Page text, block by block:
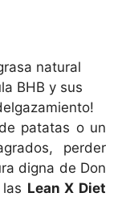
natural
BHB y sus
patatas o un
perder
digna de Don
Lean X Diet